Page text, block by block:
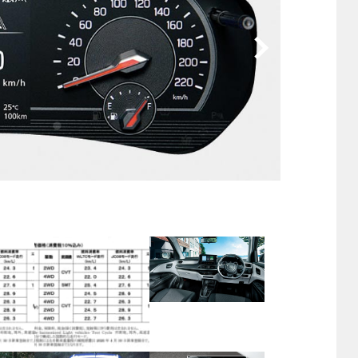
トヨタ
日産
スバル
マツダ
ダイハツ
スズキ